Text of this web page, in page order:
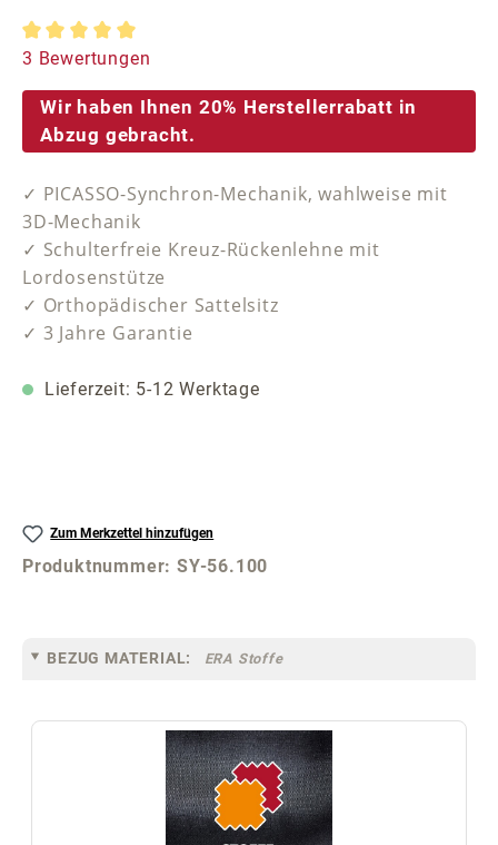
Durchschnittliche Bewertung von 5 von 5 Sternen
3 Bewertungen
Wir haben Ihnen 20% Herstellerrabatt in
Abzug gebracht.
✓ PICASSO-Synchron-Mechanik, wahlweise mit
3D-Mechanik
✓ Schulterfreie Kreuz-Rückenlehne mit
Lordosenstütze
✓ Orthopädischer Sattelsitz
✓ 3 Jahre Garantie
Lieferzeit: 5-12 Werktage
Zum Merkzettel hinzufügen
Produktnummer:SY-56.100
BEZUG MATERIAL: ERA Stoffe